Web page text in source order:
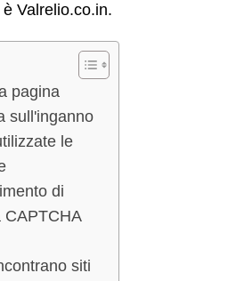
Valrelio.co.in.
pagina
sull'inganno
le
di
CAPTCHA
siti